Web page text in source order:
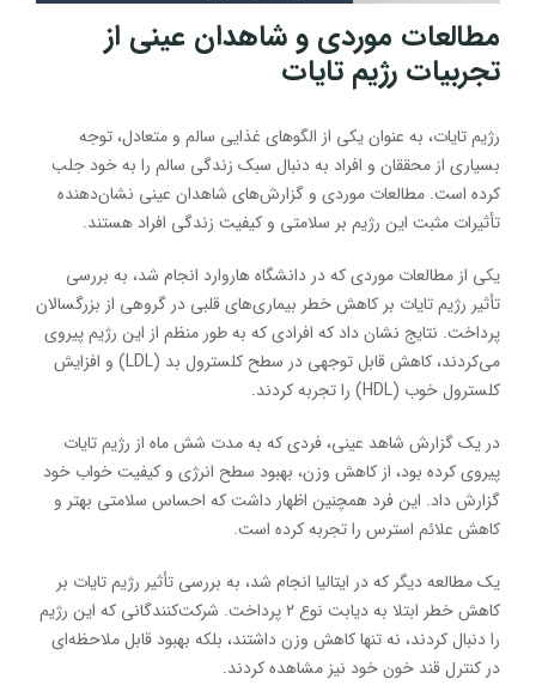
مطالعات موردی و شاهدان عینی از
تجربیات رژیم تایات
رژیم تایات، به عنوان یکی از الگوهای غذایی سالم و متعادل، توجه
بسیاری از محققان و افراد به دنبال سبک زندگی سالم را به خود جلب
کرده است. مطالعات موردی و گزارش‌های شاهدان عینی نشان‌دهنده
تأثیرات مثبت این رژیم بر سلامتی و کیفیت زندگی افراد هستند.
یکی از مطالعات موردی که در دانشگاه هاروارد انجام شد، به بررسی
تأثیر رژیم تایات بر کاهش خطر بیماری‌های قلبی در گروهی از بزرگسالان
پرداخت. نتایج نشان داد که افرادی که به طور منظم از این رژیم پیروی
می‌کردند، کاهش قابل توجهی در سطح کلسترول بد (LDL) و افزایش
کلسترول خوب (HDL) را تجربه کردند.
در یک گزارش شاهد عینی، فردی که به مدت شش ماه از رژیم تایات
پیروی کرده بود، از کاهش وزن، بهبود سطح انرژی و کیفیت خواب خود
گزارش داد. این فرد همچنین اظهار داشت که احساس سلامتی بهتر و
کاهش علائم استرس را تجربه کرده است.
یک مطالعه دیگر که در ایتالیا انجام شد، به بررسی تأثیر رژیم تایات بر
کاهش خطر ابتلا به دیابت نوع ۲ پرداخت. شرکت‌کنندگانی که این رژیم
را دنبال کردند، نه تنها کاهش وزن داشتند، بلکه بهبود قابل ملاحظه‌ای
در کنترل قند خون خود نیز مشاهده کردند.